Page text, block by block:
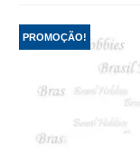
Meu Carrinho
Minha conta
Contato
PROMOÇÃO!